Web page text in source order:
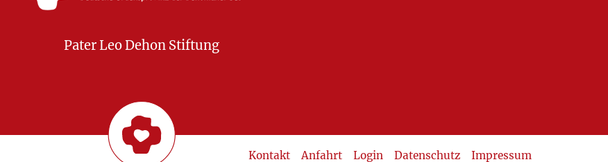
Pater Leo Dehon Stiftung
Kontakt Anfahrt Login Datenschutz Impressum